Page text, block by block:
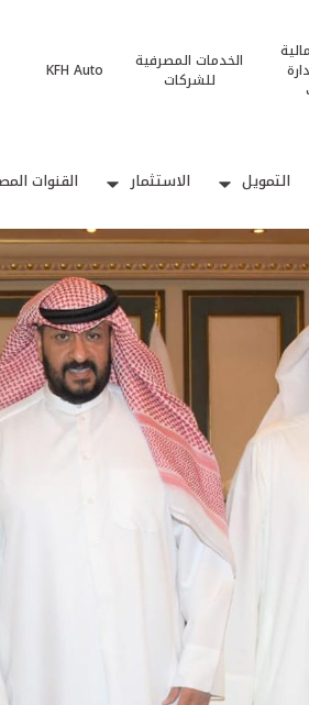
الخدمات المصرفية
للشركات
KFH Auto
التمويل الاستثمار القنوات